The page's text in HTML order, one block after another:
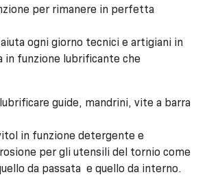
per rimanere in perfetta
ogni giorno tecnici e artigiani in
in funzione lubrificante che
guide, mandrini, vite a barra
in funzione detergente e
per gli utensili del tornio come
da passata e quello da interno.